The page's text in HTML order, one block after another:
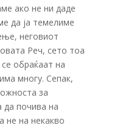
ако не ни даде
да ја темелиме
неговиот
Реч, сето тоа
обраќаат на
многу. Сепак,
за
почива на
не на некакво